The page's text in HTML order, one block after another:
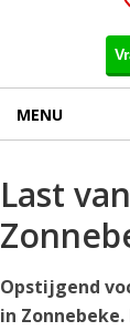
MENU
Last
Opstijgend
in